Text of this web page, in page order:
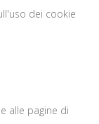
dei cookie
alle pagine di